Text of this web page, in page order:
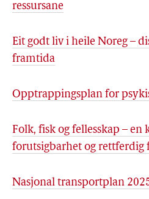
ressursane
Eit godt liv i heile Noreg –
framtida
Opptrappingsplan for
Folk, fisk og fellesskap –
forutsigbarhet og rettferdig
Nasjonal transportplan